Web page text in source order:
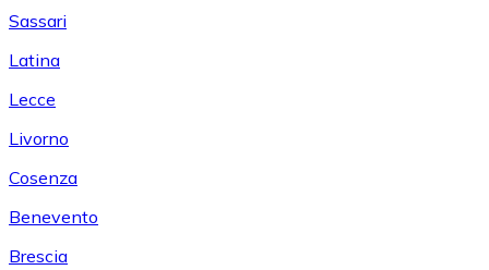
Sassari
Latina
Lecce
Livorno
Cosenza
Benevento
Brescia